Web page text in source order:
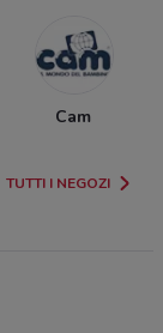
Cam
TUTTI I NEGOZI